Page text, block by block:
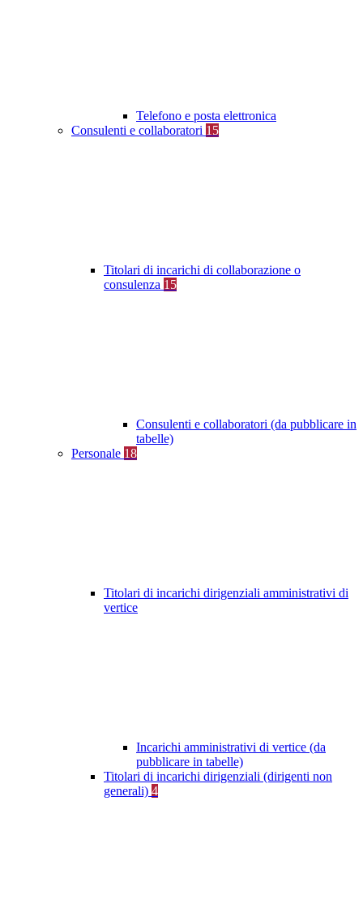
Telefono e posta elettronica
Consulenti e collaboratori 15
Titolari di incarichi di collaborazione o
consulenza 15
Consulenti e collaboratori (da pubblicare in
tabelle)
Personale 18
Titolari di incarichi dirigenziali amministrativi di
vertice
Incarichi amministrativi di vertice (da
pubblicare in tabelle)
Titolari di incarichi dirigenziali (dirigenti non
generali) 4